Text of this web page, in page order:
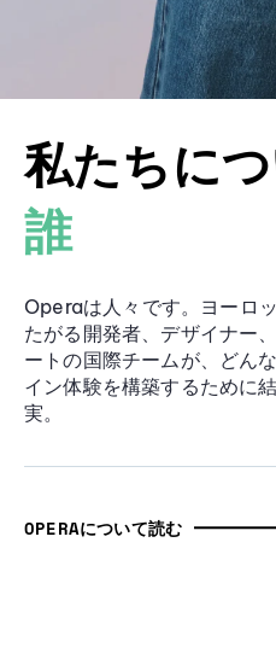
私たちに
誰
Operaは人々です。ヨーロ
たがる開発者、デザイナー
ートの国際チームが、どん
イン体験を構築するために
実。
OPERAについて読む